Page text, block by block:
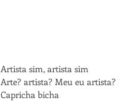
Artista sim, artista sim
Arte? artista? Meu eu artista?
Capricha bicha